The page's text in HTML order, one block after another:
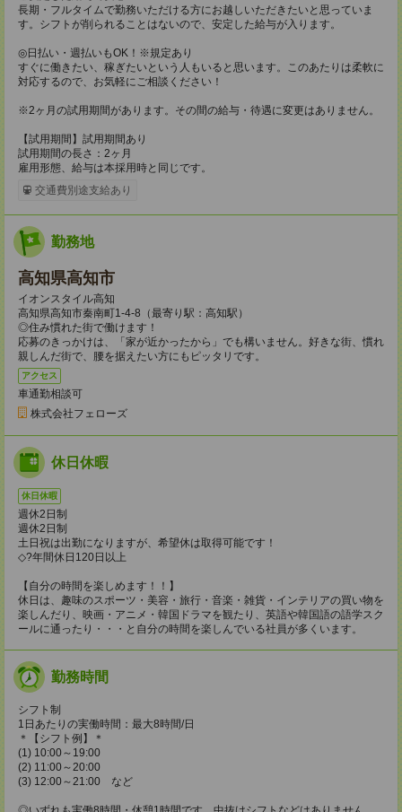
長期・フルタイムで勤務いただける方にお越しいただきたいと思っていま
す。シフトが削られることはないので、安定した給与が入ります。
◎日払い・週払いもOK！※規定あり
すぐに働きたい、稼ぎたいという人もいると思います。このあたりは柔軟に
対応するので、お気軽にご相談ください！
※2ヶ月の試用期間があります。その間の給与・待遇に変更はありません。
【試用期間】試用期間あり
試用期間の長さ：2ヶ月
雇用形態、給与は本採用時と同じです。
交通費別途支給あり
勤務地
高知県高知市
イオンスタイル高知
高知県高知市秦南町1-4-8（最寄り駅：高知駅）
◎住み慣れた街で働けます！
応募のきっかけは、「家が近かったから」でも構いません。好きな街、慣れ
親しんだ街で、腰を据えたい方にもピッタリです。
アクセス
車通勤相談可
株式会社フェローズ
休日休暇
休日休暇
週休2日制
週休2日制
土日祝は出勤になりますが、希望休は取得可能です！
◇?年間休日120日以上
【自分の時間を楽しめます！！】
休日は、趣味のスポーツ・美容・旅行・音楽・雑貨・インテリアの買い物を
楽しんだり、映画・アニメ・韓国ドラマを観たり、英語や韓国語の語学スク
ールに通ったり・・・と自分の時間を楽しんでいる社員が多くいます。
勤務時間
シフト制
1日あたりの実働時間：最大8時間/日
＊【シフト例】＊
(1) 10:00～19:00
(2) 11:00～20:00
(3) 12:00～21:00 など